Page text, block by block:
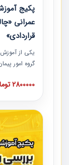
پکیج
عمرانی
قراردادی»
یکی از
گروه امور
های
است که در
مدارک پیمان
2800000 تومان